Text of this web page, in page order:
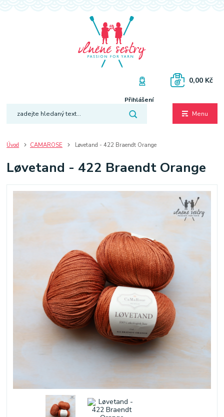
Menu
Přihlášení
0,00 Kč
Úvod CAMAROSE Løvetand - 422 Braendt Orange
Løvetand - 422 Braendt Orange